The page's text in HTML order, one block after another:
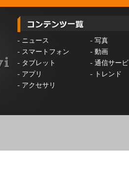
- ニュース - 写真
- スマートフォン - 動画
- タブレット - 通信サー
- アプリ -
トレンド
- アクセサリ